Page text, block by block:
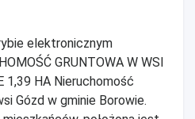
elektronicznym
GRUNTOWA W WSI
1,39 HA Nieruchomość
Gózd w gminie Borowie.